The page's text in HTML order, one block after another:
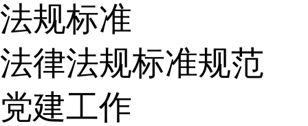
法规标准
法律法规标准规范
党建工作